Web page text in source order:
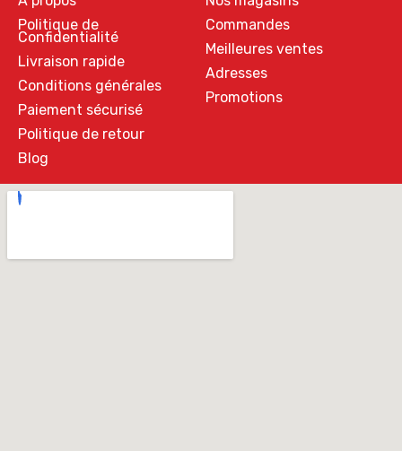
Politique de
Confidentialité
Livraison rapide
Conditions générales
Paiement sécurisé
Politique de retour
Blog
Commandes
Meilleures ventes
Adresses
Promotions